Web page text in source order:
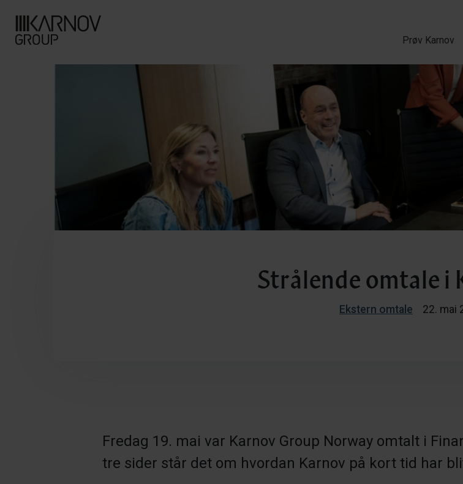
Prøv Karnov
Strålende omtale i
Ekstern omtale 22. mai
Fredag 19. mai var Karnov Group Norway omtalt i
tre sider står det om hvordan Karnov på kort tid har